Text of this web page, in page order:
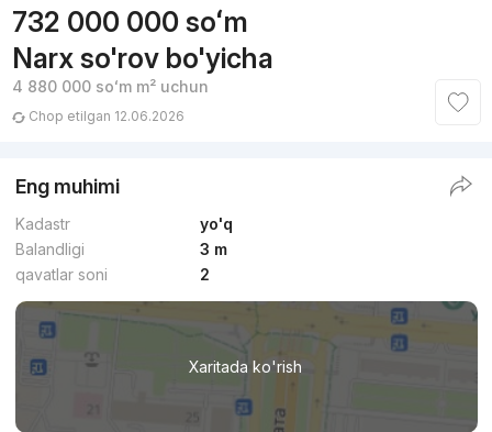
732 000 000 soʻm
Narx so'rov bo'yicha
4 880 000 soʻmm² uchun
Chop etilgan 12.06.2026
Eng muhimi
Kadastr
yo'q
Balandligi
3 m
qavatlar soni
2
Xaritada ko'rish